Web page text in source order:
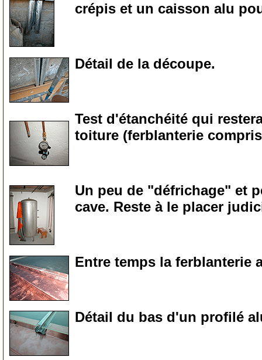
crépis et un caisson alu
Détail de la découpe.
Test d'étanchéité qui
toiture (ferblanterie
Un peu de "défrichage" et
cave. Reste à le placer
Entre temps la ferblanterie
Détail du bas d'un profilé